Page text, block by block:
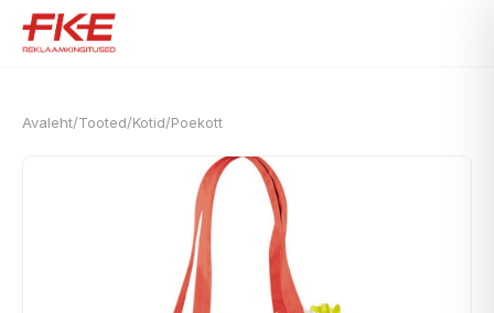
Avaleht/Tooted/Kotid/Poekott